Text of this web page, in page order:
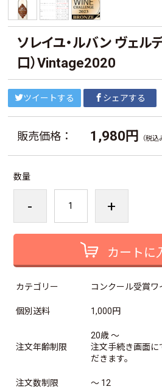
ソレイユ・ルバン ヴェル
口）Vintage2020
ツイートする シェアする
販売価格： 1,980円 （税込
数量
- +
カートに
カテゴリー コンクール受賞ワ
個別送料 1,000円
注文年齢制限
20歳 ～
注文手続き画面に
だきます。
注文数制限 ～ 12